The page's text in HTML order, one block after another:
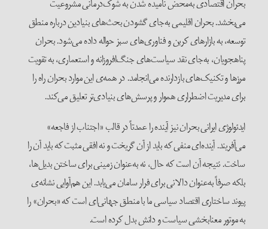
بحران اقتصادی به‌محض نامیده شدن به شوک‌درمانی مشروعیت
می‌بخشد. بحران اقلیمی به‌جای گشودن بحث‌های بنیادین درباره منطق
توسعه، به بازارهای کربن و فناوری‌های سبز حواله داده می‌شود. بحران
پناهجویان، به‌جای نقد سیاست‌های جنگ‌افروزانه و استعماری، به تقویت
مرزها و تکنیک‌های بازدارنده می‌انجامد. در همه‌ی این موارد بحران راه را
برای مدیریت اضطراری هموار و پرسش‌های بنیادی‌تر تعلیق می‌کند.
ایدئولوژی ایرانی بحران نیز آینده را عمدتاً در قالب «اجتناب از فاجعه»
می‌آفریند. آینده‌ای منفی که باید از آن گریخت و نه افقی مثبت که باید آن را
ساخت. نتیجه آن است که حال، نه به‌عنوان زمینی برای ساختن بدیل‌ها،
بلکه صرفاً به‌عنوان دالانی برای فرار سامان می‌یابد. این هم‌آوایی نشانه‌ی
پیوند ساختاری اقتصاد سیاسی ما با منطق جهانی‌ای است که «بحران» را
به موتور معنابخشی سیاست و دانش بدل کرده است.